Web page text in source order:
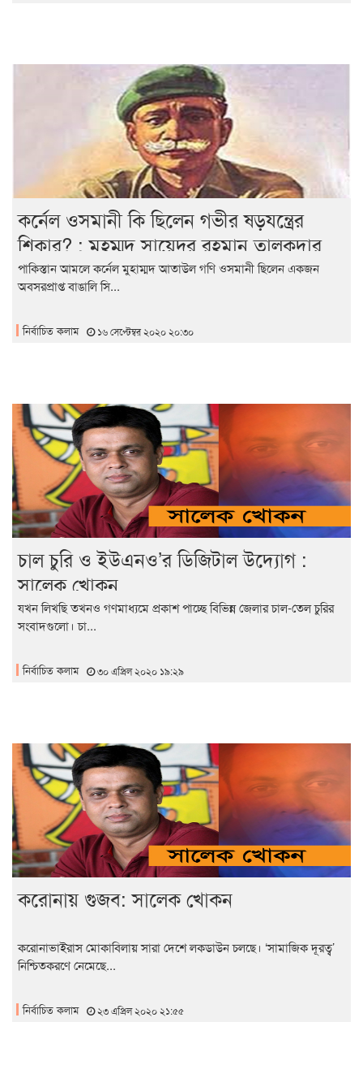
কর্নেল ওসমানী কি ছিলেন গভীর ষড়যন্ত্রের
শিকার? : মুহম্মদ সায়েদুর রহমান তালুকদার
পাকিস্তান আমলে কর্নেল মুহাম্মদ আতাউল গণি ওসমানী ছিলেন একজন
অবসরপ্রাপ্ত বাঙালি সি...
নির্বাচিত কলাম ১৬ সেপ্টেম্বর ২০২০ ২০:৩০
চাল চুরি ও ইউএনও’র ডিজিটাল উদ্যোগ :
সালেক খোকন
যখন লিখছি তখনও গণমাধ্যমে প্রকাশ পাচ্ছে বিভিন্ন জেলার চাল-তেল চুরির
সংবাদগুলো। চা...
নির্বাচিত কলাম ৩০ এপ্রিল ২০২০ ১৯:২৯
করোনায় গুজব: সালেক খোকন
করোনাভাইরাস মোকাবিলায় সারা দেশে লকডাউন চলছে। ‘সামাজিক দূরত্ব’
নিশ্চিতকরণে নেমেছে...
নির্বাচিত কলাম ২৩ এপ্রিল ২০২০ ২১:৫৫